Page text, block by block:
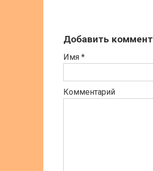
Добавить
Имя *
Комментарий